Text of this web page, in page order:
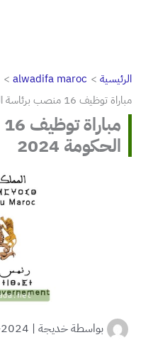
الرئيسية
alwadifa maroc
مباراة توظيف 16 منصب برئاسة الحكومة 2024
الحكومة 2024
بواسطةخديجة |
2024-04-29